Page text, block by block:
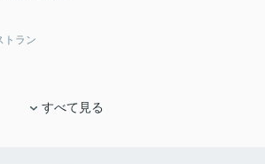
トラン
すべて見る